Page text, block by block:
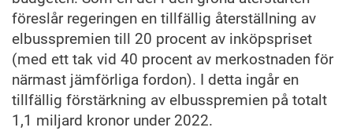
föreslår regeringen en tillfällig återställning av
elbusspremien till 20 procent av inköpspriset
(med ett tak vid 40 procent av merkostnaden för
närmast jämförliga fordon). I detta ingår en
tillfällig förstärkning av elbusspremien på totalt
1,1 miljard kronor under 2022.